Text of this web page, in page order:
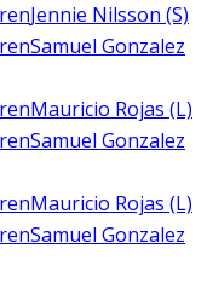
Jennie Nilsson (S)
Samuel Gonzalez
Mauricio Rojas (L)
Samuel Gonzalez
Mauricio Rojas (L)
Samuel Gonzalez